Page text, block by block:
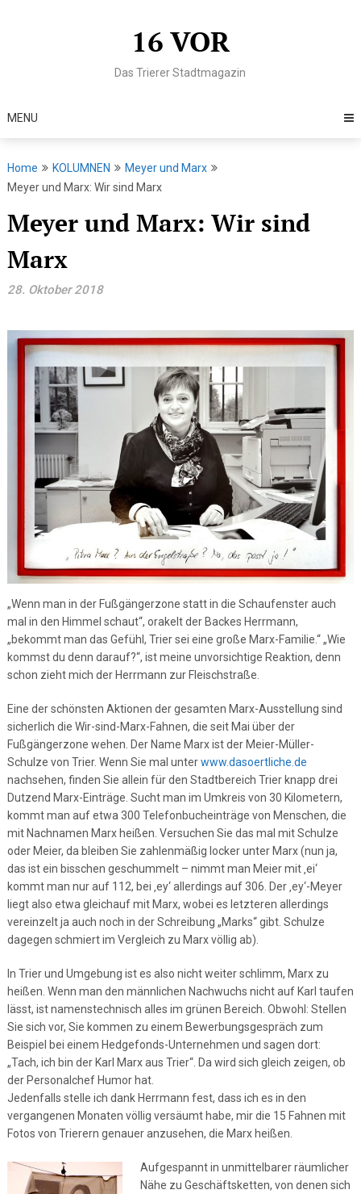
16 VOR
Das Trierer Stadtmagazin
MENU
Home KOLUMNEN
Meyer und Marx
Meyer und Marx: Wir sind Marx
Meyer und Marx: Wir sind
Marx
28. Oktober 2018
„Wenn man in der Fußgängerzone statt in die Schaufenster auch
mal in den Himmel schaut“, orakelt der Backes Herrmann,
„bekommt man das Gefühl, Trier sei eine große Marx-Familie.“ „Wie
kommst du denn darauf?“, ist meine unvorsichtige Reaktion, denn
schon zieht mich der Herrmann zur Fleischstraße.
Eine der schönsten Aktionen der gesamten Marx-Ausstellung sind
sicherlich die Wir-sind-Marx-Fahnen, die seit Mai über der
Fußgängerzone wehen. Der Name Marx ist der Meier-Müller-
Schulze von Trier. Wenn Sie mal unterwww.dasoertliche.de
nachsehen, finden Sie allein für den Stadtbereich Trier knapp drei
Dutzend Marx-Einträge. Sucht man im Umkreis von 30 Kilometern,
kommt man auf etwa 300 Telefonbucheinträge von Menschen, die
mit Nachnamen Marx heißen. Versuchen Sie das mal mit Schulze
oder Meier, da bleiben Sie zahlenmäßig locker unter Marx (nun ja,
das ist ein bisschen geschummelt – nimmt man Meier mit ‚ei‘
kommt man nur auf 112, bei ‚ey‘ allerdings auf 306. Der ‚ey‘-Meyer
liegt also etwa gleichauf mit Marx, wobei es letzteren allerdings
vereinzelt ja auch noch in der Schreibung „Marks“ gibt. Schulze
dagegen schmiert im Vergleich zu Marx völlig ab).
In Trier und Umgebung ist es also nicht weiter schlimm, Marx zu
heißen. Wenn man den männlichen Nachwuchs nicht auf Karl taufen
lässt, ist namenstechnisch alles im grünen Bereich. Obwohl: Stellen
Sie sich vor, Sie kommen zu einem Bewerbungsgespräch zum
Beispiel bei einem Hedgefonds-Unternehmen und sagen dort:
„Tach, ich bin der Karl Marx aus Trier“. Da wird sich gleich zeigen, ob
der Personalchef Humor hat.
Jedenfalls stelle ich dank Herrmann fest, dass ich es in den
vergangenen Monaten völlig versäumt habe, mir die 15 Fahnen mit
Fotos von Trierern genauer anzusehen, die Marx heißen.
Aufgespannt in unmittelbarer räumlicher
Nähe zu Geschäftsketten, von denen sich